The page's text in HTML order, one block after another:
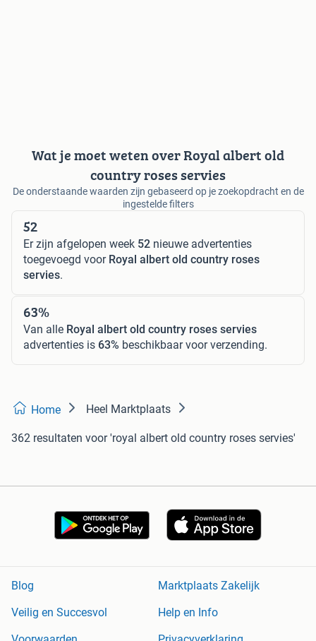
Wat je moet weten over Royal albert old
country roses servies
De onderstaande waarden zijn gebaseerd op je zoekopdracht en de
ingestelde filters
52
Er zijn afgelopen week 52 nieuwe advertenties
toegevoegd voor Royal albert old country roses
servies.
63%
Van alle Royal albert old country roses servies
advertenties is 63% beschikbaar voor verzending.
Home Heel Marktplaats
362 resultaten voor 'royal albert old country roses servies'
Blog
Marktplaats Zakelijk
Veilig en Succesvol
Help en Info